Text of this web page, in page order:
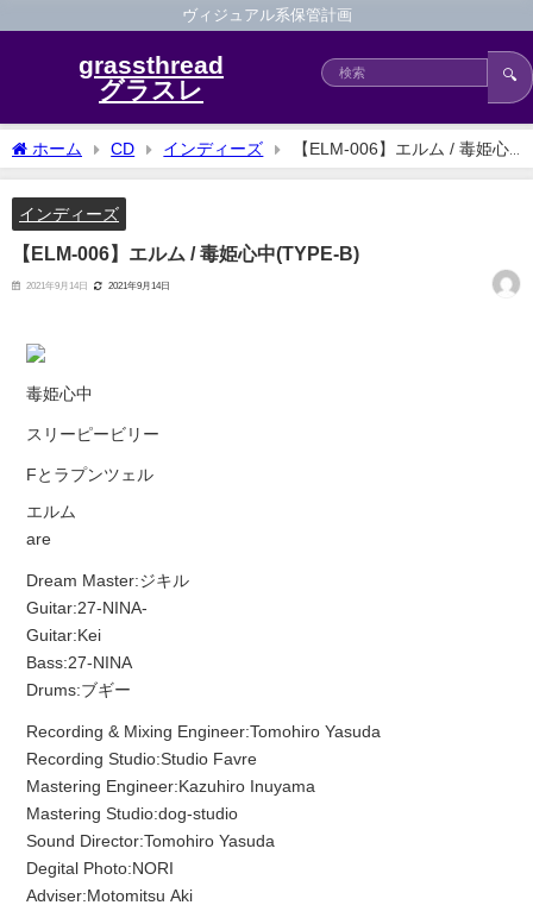
ヴィジュアル系保管計画
grassthread
グラスレ
🔍
ホーム CD インディーズ
【ELM-006】エルム / 毒姫心
インディーズ
【ELM-006】エルム / 毒姫心中(TYPE-B)
2021年9月14日 2021年9月14日
毒姫心中
スリーピービリー
Fとラプンツェル
エルム
are
Dream Master:ジキル
Guitar:27-NINA-
Guitar:Kei
Bass:27-NINA
Drums:ブギー
Recording & Mixing Engineer:Tomohiro Yasuda
Recording Studio:Studio Favre
Mastering Engineer:Kazuhiro Inuyama
Mastering Studio:dog-studio
Sound Director:Tomohiro Yasuda
Degital Photo:NORI
Adviser:Motomitsu Aki